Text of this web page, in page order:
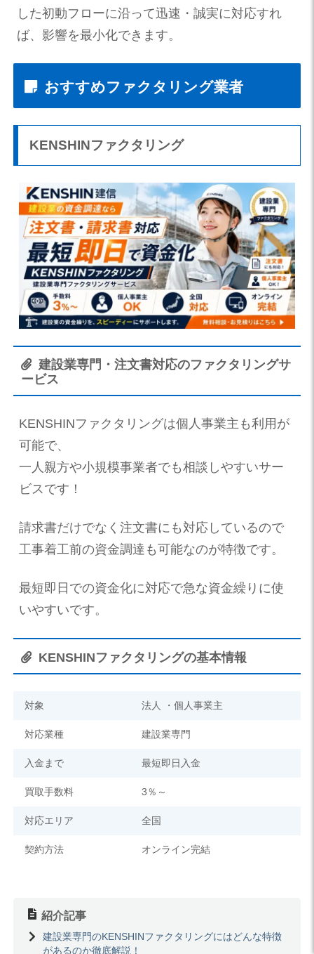
した初動フローに沿って迅速・誠実に対応すれ
ば、影響を最小化できます。
おすすめファクタリング業者
KENSHINファクタリング
建設業専門・注文書対応のファクタリングサ
ービス
KENSHINファクタリングは個人事業主も利用が
可能で、
一人親方や小規模事業者でも相談しやすいサー
ビスです！
請求書だけでなく注文書にも対応しているので
工事着工前の資金調達も可能なのが特徴です。
最短即日での資金化に対応で急な資金繰りに使
いやすいです。
KENSHINファクタリングの基本情報
対象 法人 ・個人事業主
対応業種 建設業専門
入金まで 最短即日入金
買取手数料 3％～
対応エリア 全国
契約方法 オンライン完結
紹介記事
建設業専門のKENSHINファクタリングにはどんな特徴
があるのか徹底解説！